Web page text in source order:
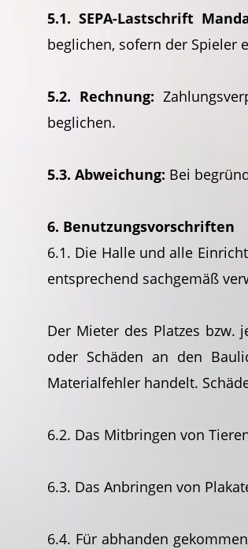
5.1. SEPA-Lastschrift
beglichen, sofern der Spieler
5.2. Rechnung:
beglichen.
5.3. Abweichung: Bei
6. Benutzungsvorschriften
6.1. Die Halle und alle
entsprechend sachgemäß
Der Mieter des Platzes bzw.
oder Schäden an den
Materialfehler handelt.
6.2. Das Mitbringen von
6.3. Das Anbringen von
6.4. Für abhanden